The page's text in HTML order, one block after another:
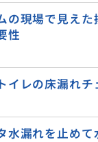
の現場で見え
性
イレの床漏れ
水漏れを止めて